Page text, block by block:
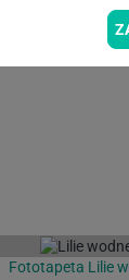
Fototapeta
Fototapeta Lilie